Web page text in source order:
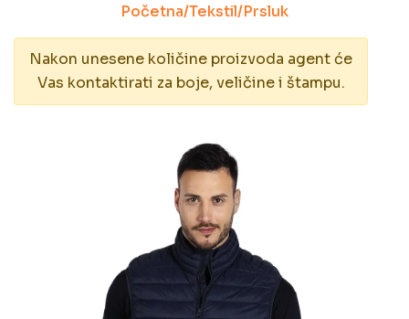
Početna/Tekstil/Prsluk
Nakon unesene količine proizvoda agent će
Vas kontaktirati za boje, veličine i štampu.